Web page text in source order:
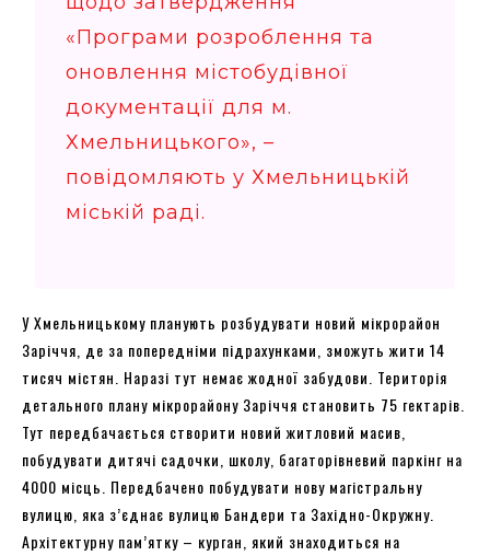
«Програми розроблення та
оновлення містобудівної
документації для м.
Хмельницького», –
повідомляють у Хмельницькій
міській раді.
У Хмельницькому планують розбудувати новий мікрорайон
Заріччя, де за попередніми підрахунками, зможуть жити 14
тисяч містян. Наразі тут немає жодної забудови. Територія
детального плану мікрорайону Заріччя становить 75 гектарів.
Тут передбачається створити новий житловий масив,
побудувати дитячі садочки, школу, багаторівневий паркінг на
4000 місць. Передбачено побудувати нову магістральну
вулицю, яка з’єднає вулицю Бандери та Західно-Окружну.
Архітектурну пам’ятку – курган, який знаходиться на